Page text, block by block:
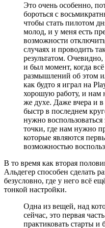
Это очень особенно,
бороться с
чтобы стать пилотом
молод, и у меня есть
возможности
случаях и проводить
результатом.
и был момент, когда
размышлений об этом
как будто я играл на
хорошую работу, и нам
же духе. Даже вчера и
быстр в последнем
нужно
точки, где нам нужно
которые являются
возможностью
В то время как вторая
Альдегер способен сделать
безусловно, где у него всё
тонкой настройки.
Одна из вещей, над
сейчас, это первая
практиковать старты